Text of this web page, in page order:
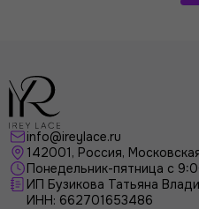
корзину
info@ireylace.ru
142001, Россия,
Понедельник-пятница с
ИП Бузикова Татьяна
ИНН: 662701653486